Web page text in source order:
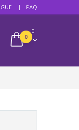
FAQ
0
0